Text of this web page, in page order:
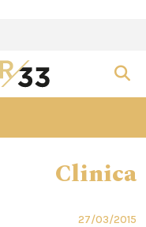
Clinica
27/03/2015